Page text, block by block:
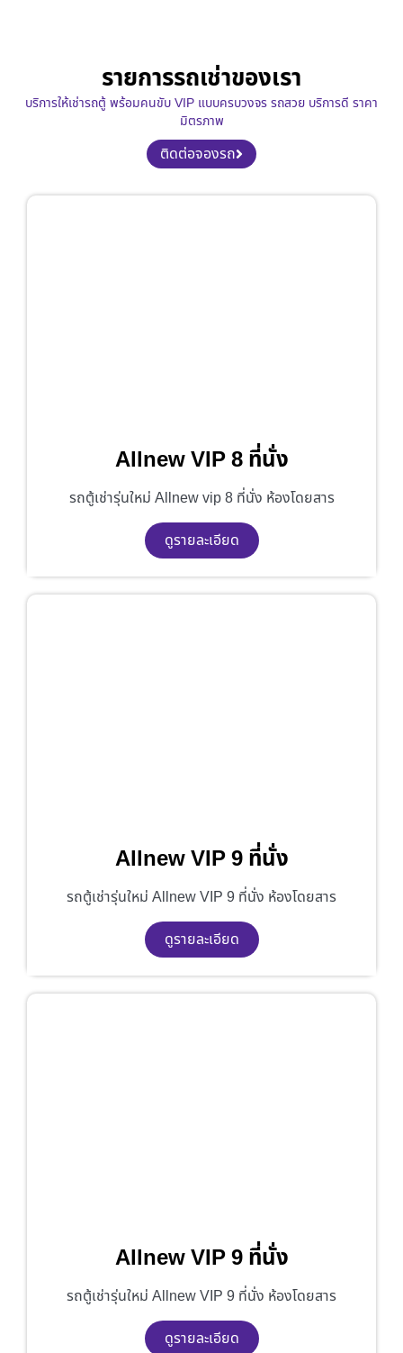
รายการรถเช่าของเรา
บริการให้เช่ารถตู้ พร้อมคนขับ VIP แบบครบวงจร รถสวย บริการดี ราคา
มิตรภาพ
ติดต่อจองรถ
Allnew VIP 8 ที่นั่ง
รถตู้เช่ารุ่นใหม่ Allnew vip 8 ที่นั่ง ห้องโดยสาร
ดูรายละเอียด
Allnew VIP 9 ที่นั่ง
รถตู้เช่ารุ่นใหม่ Allnew VIP 9 ที่นั่ง ห้องโดยสาร
ดูรายละเอียด
Allnew VIP 9 ที่นั่ง
รถตู้เช่ารุ่นใหม่ Allnew VIP 9 ที่นั่ง ห้องโดยสาร
ดูรายละเอียด